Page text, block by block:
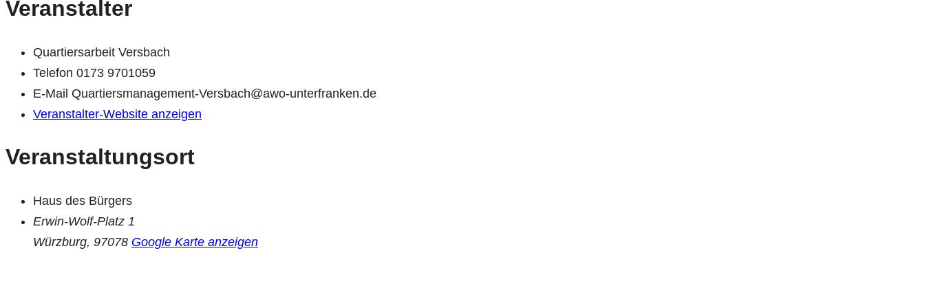
Veranstalter
Quartiersarbeit Versbach
Telefon 0173 9701059
E-Mail Quartiersmanagement-Versbach@awo-unterfranken.de
Veranstalter-Website anzeigen
Veranstaltungsort
Haus des Bürgers
Erwin-Wolf-Platz 1
Würzburg, 97078 Google Karte anzeigen